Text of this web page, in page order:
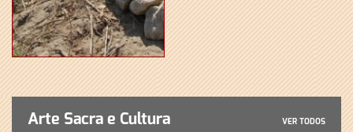
Arte Sacra e Cultura VER TODOS